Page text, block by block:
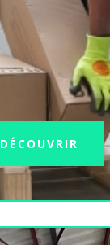
DÉCOUVRIR